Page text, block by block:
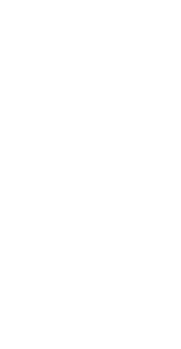
El miércoles
expresidente del
hermano de Jenni,
presenciado una
futbolista del Real
El siguiente día
Selección, Alexia
amiga de Hermoso,
de la RFEF,